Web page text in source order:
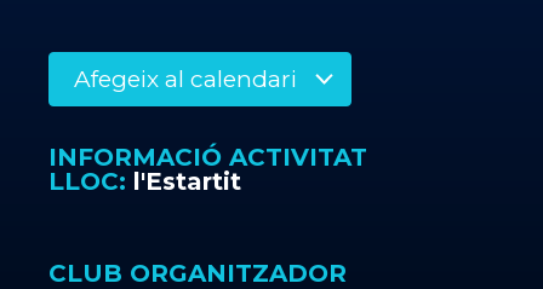
Afegeix al calendari
INFORMACIÓ ACTIVITAT
LLOC: l'Estartit
CLUB ORGANITZADOR